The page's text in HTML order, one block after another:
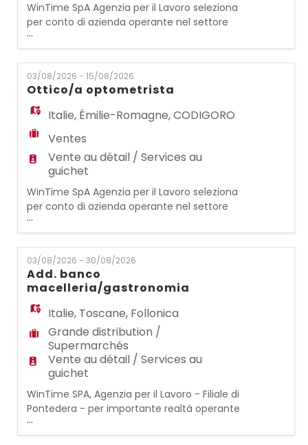
WinTime SpA Agenzia per il Lavoro seleziona
per conto di azienda operante nel settore
dell'occhialeria, per il punto vendita di
VICENZA (VI): OTTICO/OTTICA
OPTOMETRISTA Si occuperà di vendita
assistita al cliente e contattologia. REQUISITI:
- Esperienza precedente come
ottico/ottica optometrista - Qualifica
abilitante alla professione di ottico
...
03/08/2026 - 15/08/2026
Ottico/a optometrista
Italie, Émilie-Romagne,CODIGORO
Ventes
Vente au détail / Services au
guichet
WinTime SpA Agenzia per il Lavoro seleziona
per conto di azienda operante nel settore
dell'occhialeria, per il punto vendita di
CODIGORO (FE): OTTICO/OTTICA
OPTOMETRISTA Si occuperà di vendita
assistita al cliente e contattologia. REQUISITI:
- Esperienza precedente come
ottico/ottica optometrista - Qualifica
abilitante alla professione di ottic
...
03/08/2026 - 30/08/2026
Add. banco
macelleria/gastronomia
Italie, Toscane, Follonica
Grande distribution /
Supermarchés
Vente au détail / Services au
guichet
WinTime SPA, Agenzia per il Lavoro - Filiale di
Pontedera - per importante realtà operante
nella grande distribuzione ricerca n.1 Add.
banco macelleria/gastronomia Requisiti: -
...